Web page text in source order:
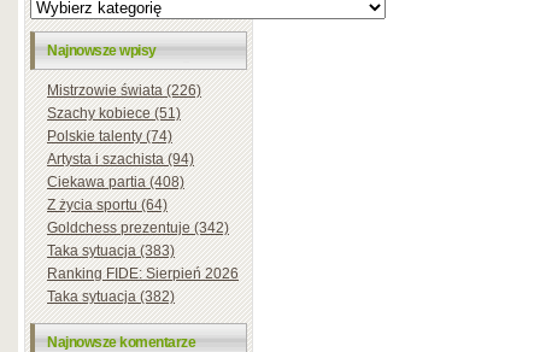
Najnowsze wpisy
Mistrzowie świata (226)
Szachy kobiece (51)
Polskie talenty (74)
Artysta i szachista (94)
Ciekawa partia (408)
Z życia sportu (64)
Goldchess prezentuje (342)
Taka sytuacja (383)
Ranking FIDE: Sierpień 2026
Taka sytuacja (382)
Najnowsze komentarze